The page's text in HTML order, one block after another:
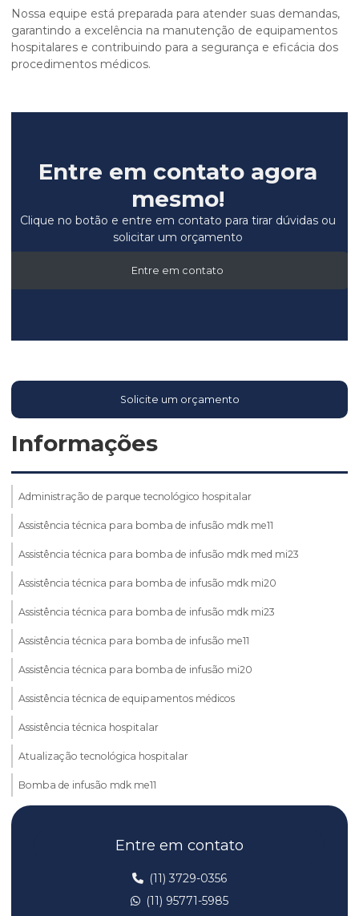
Nossa equipe está preparada para atender suas demandas,
garantindo a excelência na manutenção de equipamentos
hospitalares e contribuindo para a segurança e eficácia dos
procedimentos médicos.
Entre em contato agora
mesmo!
Clique no botão e entre em contato para tirar dúvidas ou
solicitar um orçamento
Entre em contato
Solicite um orçamento
Informações
Administração de parque tecnológico hospitalar
Assistência técnica para bomba de infusão mdk me11
Assistência técnica para bomba de infusão mdk med mi23
Assistência técnica para bomba de infusão mdk mi20
Assistência técnica para bomba de infusão mdk mi23
Assistência técnica para bomba de infusão me11
Assistência técnica para bomba de infusão mi20
Assistência técnica de equipamentos médicos
Assistência técnica hospitalar
Atualização tecnológica hospitalar
Bomba de infusão mdk me11
Bomba de infusão mdk med mi23
Bomba de infusão mdk mi20
Bomba de infusão mdk mi23
Bomba de infusão me11
Entre em contato
(11) 3729-0356
(11) 95771-5985